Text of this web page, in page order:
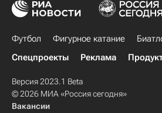
Футбол Фигурное катание
Спецпроекты
Реклама
Версия 2023.1 Beta
© 2026 МИА «Россия сегодня»
Вакансии